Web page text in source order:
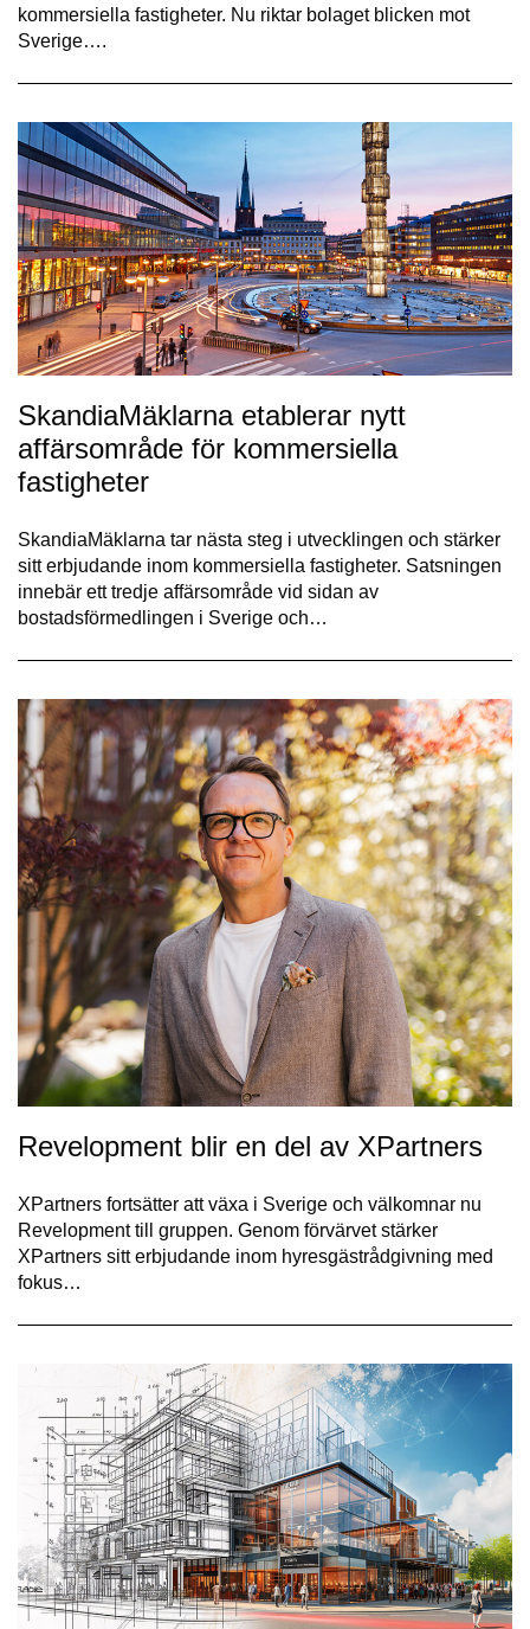
kommersiella fastigheter. Nu riktar bolaget blicken mot
Sverige….
SkandiaMäklarna etablerar nytt
affärsområde för kommersiella
fastigheter
SkandiaMäklarna tar nästa steg i utvecklingen och stärker
sitt erbjudande inom kommersiella fastigheter. Satsningen
innebär ett tredje affärsområde vid sidan av
bostadsförmedlingen i Sverige och…
Revelopment blir en del av XPartners
XPartners fortsätter att växa i Sverige och välkomnar nu
Revelopment till gruppen. Genom förvärvet stärker
XPartners sitt erbjudande inom hyresgästrådgivning med
fokus…